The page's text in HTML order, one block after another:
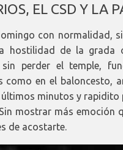
EL CSD Y LA
con normalidad,
hostilidad de la grada
sin perder el temple,
como en el baloncesto,
minutos y rapidito
mostrar más emoción
de acostarte.